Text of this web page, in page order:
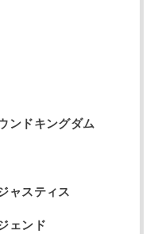
ンドキングダム
ャスティス
ェンド